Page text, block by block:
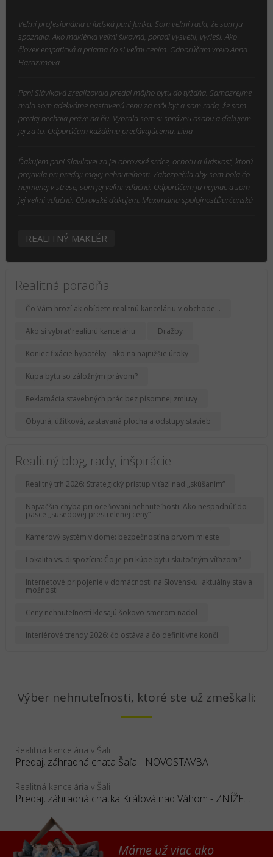
Veľmi profesionálna a ľudská pani Janka. Som veľmi rada, že som ju
spoznala. Ako maklérka veľmi šikovná, poradí vysvetlí, vyrieši. Ako
človek empatická a priama čo si veľmi cením. Odporúčam vrelo.Anna
Harazimova
Pani Sláviková zrealizovala predaj môjho bytu do týždňa. Samozrejme
mala som adekvátne nastavenú cenu za môj byt a som rada, že som
predaj nechala práve na ňu. Vybrala som si správnu osobu a ďakujem
jej za to. Odporúčam každému predávajúcemu. Lívia
Ďakujem pani Slavilovej za jej obrovské srdce, ochotu a ľudskosť, ktorú
prejavila pri predaji mojej nehnuteľnosti. Zabezpečila aby som bola čo
najmenej v strese, som jej veľmi vďačná. Odporúčam ju najviac a som
jej veľmi vďačná. Obrovské ďakujem. Maximálna spolojnostĎurčanská
REALITNÝ MAKLÉR
Realitná poradňa
Čo Vám hrozí ak obídete realitnú kanceláriu v obchode...
Ako si vybrať realitnú kanceláriu Dražby
Koniec fixácie hypotéky - ako na najnižšie úroky
Kúpa bytu so záložným právom?
Reklamácia stavebných prác bez písomnej zmluvy
Obytná, úžitková, zastavaná plocha a odstupy stavieb
Realitný blog, rady, inšpirácie
Realitný trh 2026: Strategický prístup víťazí nad „skúšaním“
Najväčšia chyba pri oceňovaní nehnuteľnosti: Ako nespadnúť do
pasce „susedovej prestrelenej ceny“
Kamerový systém v dome: bezpečnosť na prvom mieste
Lokalita vs. dispozícia: Čo je pri kúpe bytu skutočným víťazom?
Internetové pripojenie v domácnosti na Slovensku: aktuálny stav a
možnosti
Ceny nehnuteľností klesajú šokovo smerom nadol
Interiérové trendy 2026: čo ostáva a čo definitívne končí
Výber nehnuteľnosti, ktoré ste už zmeškali:
Realitná kancelária v Šali
Predaj, záhradná chata Šaľa - NOVOSTAVBA
Realitná kancelária v Šali
Predaj, záhradná chatka Kráľová nad Váhom - ZNÍŽENÁ CENA
Máme už viac ako